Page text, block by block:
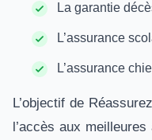
La garantie
L’assurance
L’assurance
L’objectif de
l’accès aux